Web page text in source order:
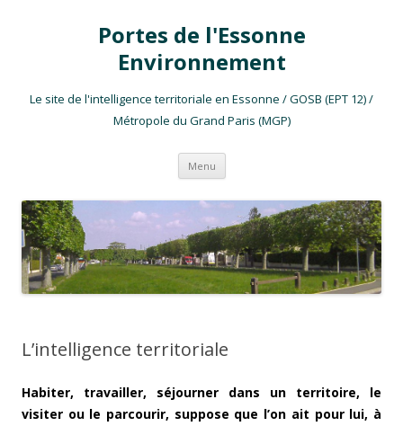
Portes de l'Essonne
Environnement
Le site de l'intelligence territoriale en Essonne / GOSB (EPT 12) /
Métropole du Grand Paris (MGP)
Menu Aller au contenu
L’intelligence territoriale
Habiter, travailler, séjourner dans un territoire, le
visiter ou le parcourir, suppose que l’on ait pour lui, à